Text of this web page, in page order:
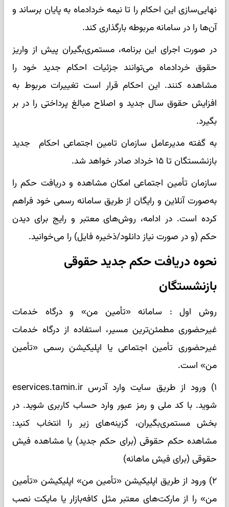
نهایی‌سازی این احکام را تا نیمه خردادماه به پایان برساند و
آن‌ها را در سامانه مربوطه بارگذاری کند.
در صورت اجرای این برنامه، مستمری‌بگیران پیش از واریز
حقوق خردادماه می‌توانند جزئیات احکام جدید خود را
مشاهده کنند. این احکام قرار است تغییرات مربوط به
افزایش حقوق سال جدید و اصلاح مبالغ پرداختی را در بر
بگیرد.
به گفته مدیرعامل سازمان تامین اجتماعی احکام جدید
بازنشستگان تا ۱۵ خرداد صادر خواهد شد.
سازمان تأمین اجتماعی امکان مشاهده و دریافت حکم را
به‌صورت آنلاین و رایگان از طریق سامانه رسمی خود فراهم
کرده است. در ادامه، روش‌های معتبر و رایج برای دیدن
حکم (و در صورت نیاز دانلود/ذخیره فایل) را می‌خوانید.
نحوه دریافت حکم جدید حقوقی
بازنشستگان
روش اول : سامانه «تأمین من» و درگاه خدمات
غیرحضوری مطمئن‌ترین مسیر، استفاده از درگاه خدمات
غیرحضوری تأمین اجتماعی یا اپلیکیشن رسمی «تأمین
من» است.
۱) ورود از طریق سایت وارد آدرس eservices.tamin.ir
شوید. با کد ملی و رمز عبور وارد حساب کاربری شوید. در
بخش مستمری‌بگیران، گزینه‌های زیر را انتخاب کنید:
مشاهده حکم حقوقی (برای حکم جدید) یا مشاهده فیش
حقوقی (برای فیش ماهانه)
۲) ورود از طریق اپلیکیشن «تأمین من» اپلیکیشن «تأمین
من» را از مارکت‌های معتبر مثل کافه‌بازار یا مایکت نصب